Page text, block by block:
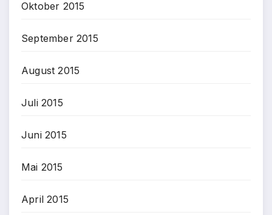
Oktober 2015
September 2015
August 2015
Juli 2015
Juni 2015
Mai 2015
April 2015